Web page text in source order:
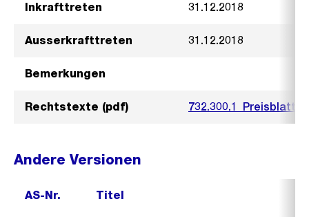
Inkrafttreten 31.12.2018
Ausserkrafttreten 31.12.2018
Bemerkungen
Rechtstexte (pdf)
Andere Versionen
AS-Nr. Titel